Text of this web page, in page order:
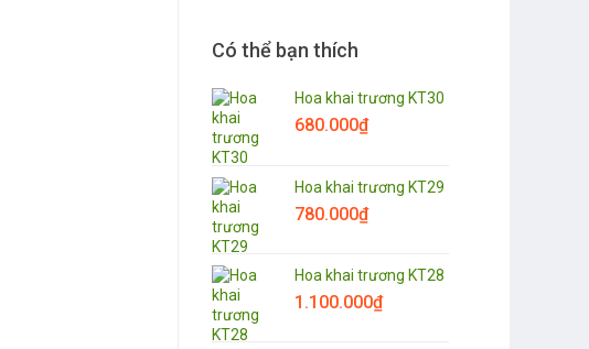
Có thể bạn thích
Hoa khai trương KT30
680.000₫
Hoa khai trương KT29
780.000₫
Hoa khai trương KT28
1.100.000₫